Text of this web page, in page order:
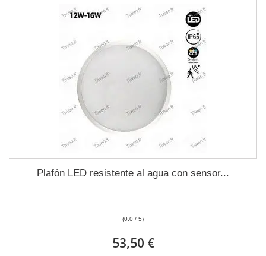
Plafón LED resistente al agua con sensor...
(0.0 / 5)
53,50 €